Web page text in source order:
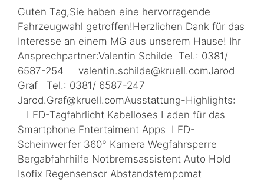
Guten Tag,Sie haben eine hervorragende
Fahrzeugwahl getroffen!Herzlichen Dank für das
Interesse an einem MG aus unserem Hause! Ihr
Ansprechpartner:Valentin Schilde Tel.: 0381/
6587-254 valentin.schilde@kruell.comJarod
Graf Tel.: 0381/ 6587-247
Jarod.Graf@kruell.comAusstattung-Highlights:
LED-Tagfahrlicht Kabelloses Laden für das
Smartphone Entertaiment Apps LED-
Scheinwerfer 360° Kamera Wegfahrsperre
Bergabfahrhilfe Notbremsassistent Auto Hold
Isofix Regensensor Abstandstempomat